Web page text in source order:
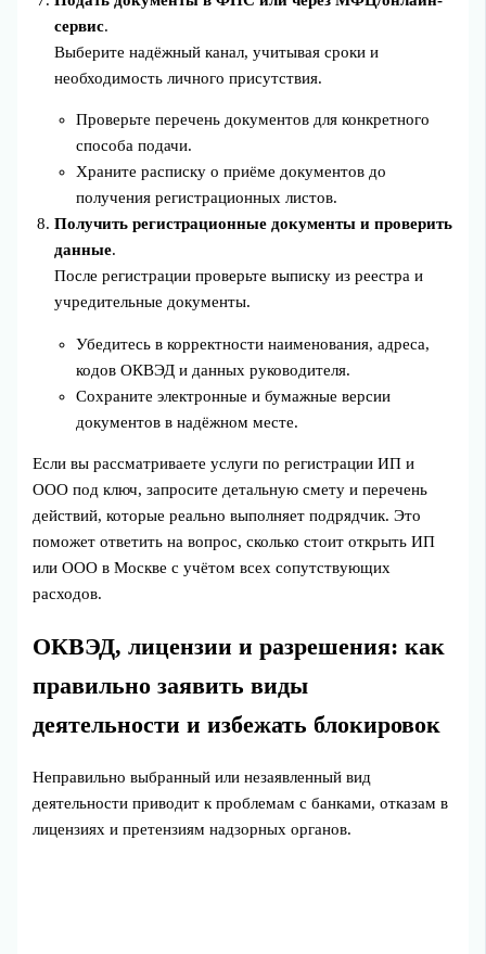
сервис.
Выберите надёжный канал, учитывая сроки и
необходимость личного присутствия.
Проверьте перечень документов для конкретного
способа подачи.
Храните расписку о приёме документов до
получения регистрационных листов.
Получить регистрационные документы и проверить
данные.
После регистрации проверьте выписку из реестра и
учредительные документы.
Убедитесь в корректности наименования, адреса,
кодов ОКВЭД и данных руководителя.
Сохраните электронные и бумажные версии
документов в надёжном месте.
Если вы рассматриваете услуги по регистрации ИП и
ООО под ключ, запросите детальную смету и перечень
действий, которые реально выполняет подрядчик. Это
поможет ответить на вопрос, сколько стоит открыть ИП
или ООО в Москве с учётом всех сопутствующих
расходов.
ОКВЭД, лицензии и разрешения: как
правильно заявить виды
деятельности и избежать блокировок
Неправильно выбранный или незаявленный вид
деятельности приводит к проблемам с банками, отказам в
лицензиях и претензиям надзорных органов.